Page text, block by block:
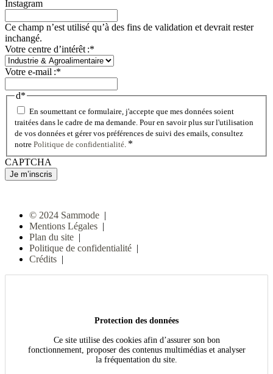
Instagram
Ce champ n’est utilisé qu’à des fins de validation et devrait rester
inchangé.
Votre centre d’intérêt :*
Votre e-mail :*
d*
En soumettant ce formulaire, j'accepte que mes données soient
traitées dans le cadre de ma demande. Pour en savoir plus sur l'utilisation
de vos données et gérer vos préférences de suivi des emails, consultez
notre Politique de confidentialité. *
CAPTCHA
© 2024 Sammode |
Mentions Légales |
Plan du site |
Politique de confidentialité |
Crédits |
Protection des données
Ce site utilise des cookies afin d’assurer son bon
fonctionnement, proposer des contenus multimédias et analyser
la fréquentation du site.